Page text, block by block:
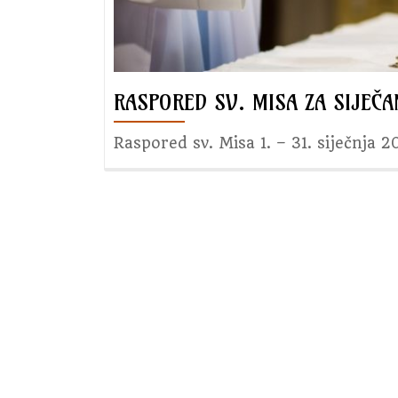
RASPORED SV. MISA ZA
Raspored sv. Misa 1. – 31. siječnja